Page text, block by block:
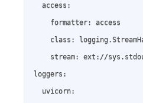
  access:
    formatter: access
class:
stream: ext://
loggers:
  uvicorn: